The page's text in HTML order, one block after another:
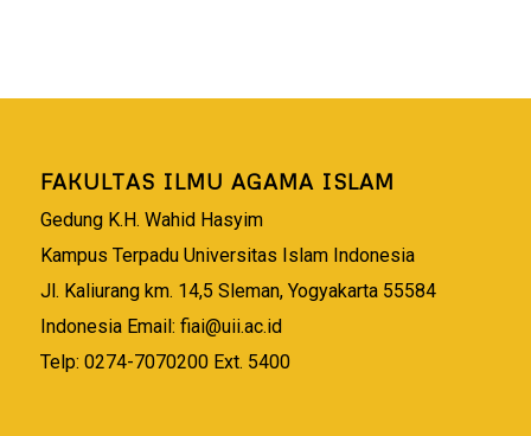
FAKULTAS ILMU AGAMA ISLAM
Gedung K.H. Wahid Hasyim
Kampus Terpadu Universitas Islam Indonesia
Jl. Kaliurang km. 14,5 Sleman, Yogyakarta 55584
Indonesia Email: fiai@uii.ac.id
Telp: 0274-7070200 Ext. 5400